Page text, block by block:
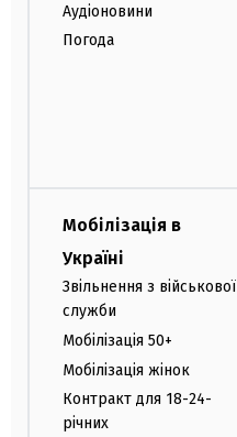
Аудіоновини
Погода
Мобілізація в
Україні
Звільнення з військової
служби
Мобілізація 50+
Мобілізація жінок
Контракт для 18-24-
річних